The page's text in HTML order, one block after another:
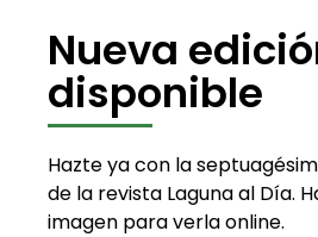
Nueva
disponible
Hazte ya con la
de la revista Laguna al Día.
imagen para verla online.